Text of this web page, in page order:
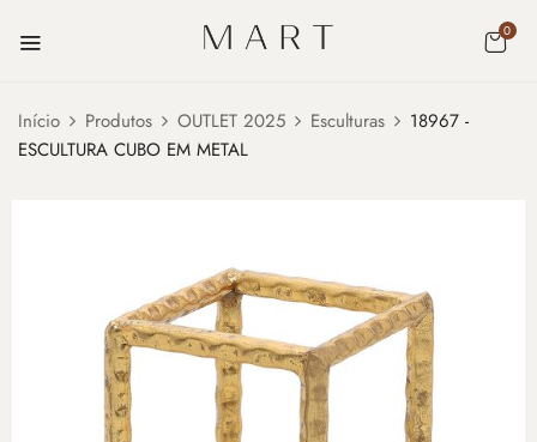
0
Início Produtos OUTLET 2025 Esculturas
18967 -
ESCULTURA CUBO EM METAL